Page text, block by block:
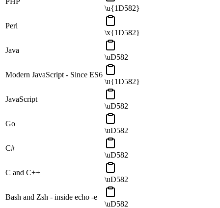
\u{1D582}
Perl
\x{1D582}
Java
\uD582
Modern JavaScript - Since ES6
\u{1D582}
JavaScript
\uD582
Go
\uD582
C#
\uD582
C and C++
\uD582
Bash and Zsh - inside echo -e
\uD582